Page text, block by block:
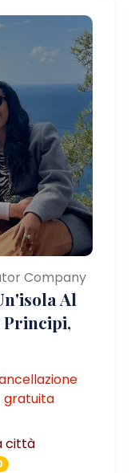
Company
Al
Principi,
gratuita
città